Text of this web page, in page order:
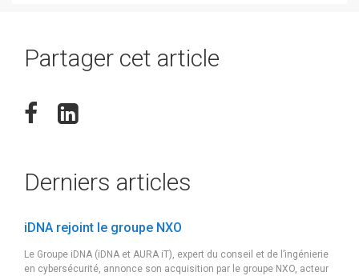
Partager cet article
Derniers articles
iDNA rejoint le groupe NXO
Le Groupe iDNA (iDNA et AURA iT), expert du conseil et de l’ingénierie
en cybersécurité, annonce son acquisition par le groupe NXO, acteur